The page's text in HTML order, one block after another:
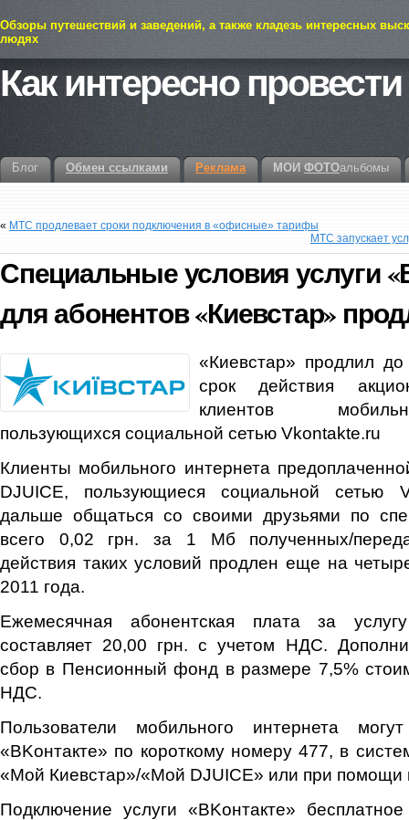
Обзоры путешествий и заведений, а также кладезь интересных
людях
Как интересно
Блог Обмен ссылками Реклама МОИ ФОТОальбомы
« МТС продлевает сроки подключения в «офисные» тарифы
МТС запускает
Специальные условия услуги
для абонентов «Киевстар»
«Киевстар» продлил
срок действия
клиентов
пользующихся социальной сетью Vkontakte.ru
Клиенты мобильного интернета
DJUICE, пользующиеся социальной сетью
дальше общаться со своими друзьями по
всего 0,02 грн. за 1 Мб полученных/
действия таких условий продлен еще на
2011 года.
Ежемесячная абонентская плата за
составляет 20,00 грн. с учетом НДС.
сбор в Пенсионный фонд в размере 7,5%
НДС.
Пользователи мобильного интернета
«ВKонтакте» по короткому номеру 477, в
«Мой Киевстар»/«Мой DJUICE» или при помощи
Подключение услуги «ВKонтакте»